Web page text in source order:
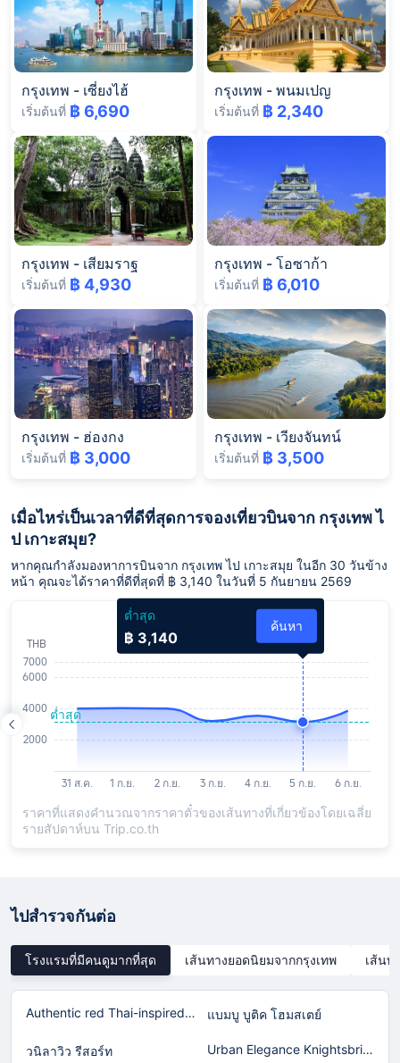
กรุงเทพ - เซี่ยงไฮ้
เริ่มต้นที่ ฿ 6,690
กรุงเทพ - พนมเปญ
เริ่มต้นที่ ฿ 2,340
กรุงเทพ - เสียมราฐ
เริ่มต้นที่ ฿ 4,930
กรุงเทพ - โอซาก้า
เริ่มต้นที่ ฿ 6,010
กรุงเทพ - ฮ่องกง
เริ่มต้นที่ ฿ 3,000
กรุงเทพ - เวียงจันทน์
เริ่มต้นที่ ฿ 3,500
เมื่อไหร่เป็นเวลาที่ดีที่สุดการจองเที่ยวบินจาก กรุงเทพ ไ
ป เกาะสมุย?
หากคุณกำลังมองหาการบินจาก กรุงเทพ ไป เกาะสมุย ในอีก 30 วันข้าง
หน้า คุณจะได้ราคาที่ดีที่สุดที่ ฿ 3,140 ในวันที่ 5 กันยายน 2569
ต่ำสุด
฿ 3,140
ค้นหา
ราคาที่แสดงคำนวณจากราคาตั๋วของเส้นทางที่เกี่ยวข้องโดยเฉลี่ย
รายสัปดาห์บน Trip.co.th
ไปสำรวจกันต่อ
โรงแรมที่มีคนดูมากที่สุด เส้นทางยอดนิยมจากกรุงเทพ เส้นท
Authentic red Thai-inspired home in Laguna! แบมบู บูติค โฮมสเตย์
วนิลาวิว รีสอร์ท Urban Elegance Knightsbridge BTS Bearing